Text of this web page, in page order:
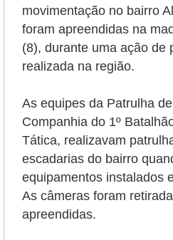
movimentação no bairro
foram apreendidas na
(8), durante uma ação de
realizada na região.
As equipes da Patrulha
Companhia do 1º
Tática, realizavam
escadarias do bairro
equipamentos instalados
As câmeras foram
apreendidas.